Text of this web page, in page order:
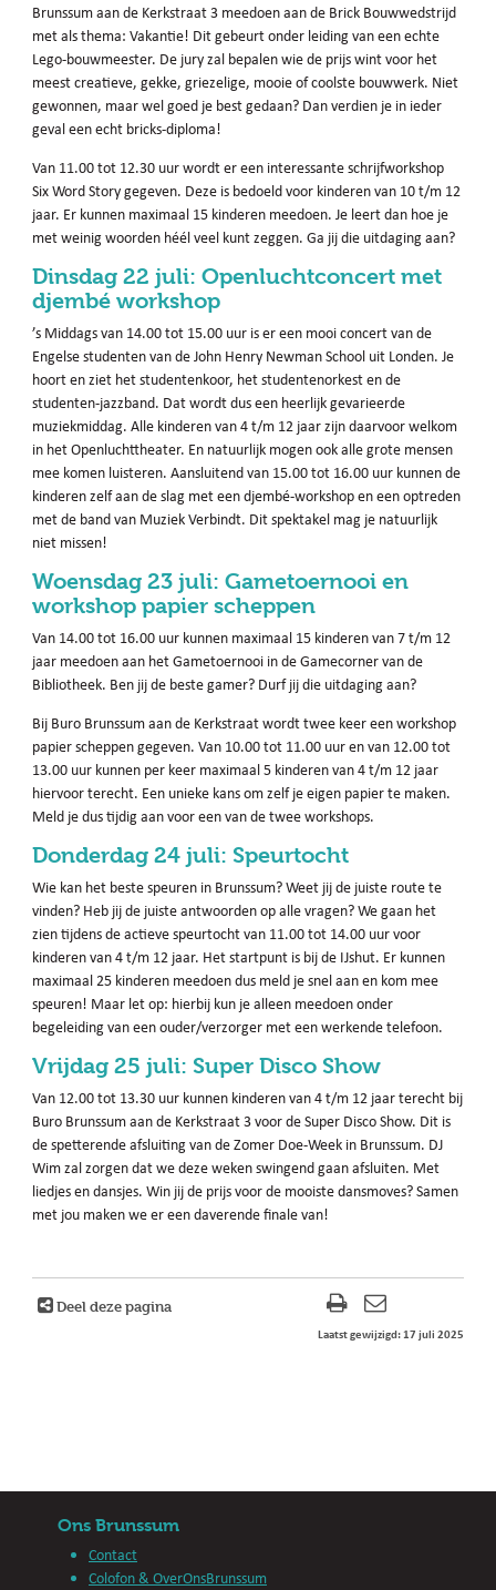
Brunssum aan de Kerkstraat 3 meedoen aan de Brick Bouwwedstrijd
met als thema: Vakantie! Dit gebeurt onder leiding van een echte
Lego-bouwmeester. De jury zal bepalen wie de prijs wint voor het
meest creatieve, gekke, griezelige, mooie of coolste bouwwerk. Niet
gewonnen, maar wel goed je best gedaan? Dan verdien je in ieder
geval een echt bricks-diploma!
Van 11.00 tot 12.30 uur wordt er een interessante schrijfworkshop
Six Word Story gegeven. Deze is bedoeld voor kinderen van 10 t/m 12
jaar. Er kunnen maximaal 15 kinderen meedoen. Je leert dan hoe je
met weinig woorden héél veel kunt zeggen. Ga jij die uitdaging aan?
Dinsdag 22 juli: Openluchtconcert met
djembé workshop
’s Middags van 14.00 tot 15.00 uur is er een mooi concert van de
Engelse studenten van de John Henry Newman School uit Londen. Je
hoort en ziet het studentenkoor, het studentenorkest en de
studenten-jazzband. Dat wordt dus een heerlijk gevarieerde
muziekmiddag. Alle kinderen van 4 t/m 12 jaar zijn daarvoor welkom
in het Openluchttheater. En natuurlijk mogen ook alle grote mensen
mee komen luisteren. Aansluitend van 15.00 tot 16.00 uur kunnen de
kinderen zelf aan de slag met een djembé-workshop en een optreden
met de band van Muziek Verbindt. Dit spektakel mag je natuurlijk
niet missen!
Woensdag 23 juli: Gametoernooi en
workshop papier scheppen
Van 14.00 tot 16.00 uur kunnen maximaal 15 kinderen van 7 t/m 12
jaar meedoen aan het Gametoernooi in de Gamecorner van de
Bibliotheek. Ben jij de beste gamer? Durf jij die uitdaging aan?
Bij Buro Brunssum aan de Kerkstraat wordt twee keer een workshop
papier scheppen gegeven. Van 10.00 tot 11.00 uur en van 12.00 tot
13.00 uur kunnen per keer maximaal 5 kinderen van 4 t/m 12 jaar
hiervoor terecht. Een unieke kans om zelf je eigen papier te maken.
Meld je dus tijdig aan voor een van de twee workshops.
Donderdag 24 juli: Speurtocht
Wie kan het beste speuren in Brunssum? Weet jij de juiste route te
vinden? Heb jij de juiste antwoorden op alle vragen? We gaan het
zien tijdens de actieve speurtocht van 11.00 tot 14.00 uur voor
kinderen van 4 t/m 12 jaar. Het startpunt is bij de IJshut. Er kunnen
maximaal 25 kinderen meedoen dus meld je snel aan en kom mee
speuren! Maar let op: hierbij kun je alleen meedoen onder
begeleiding van een ouder/verzorger met een werkende telefoon.
Vrijdag 25 juli: Super Disco Show
Van 12.00 tot 13.30 uur kunnen kinderen van 4 t/m 12 jaar terecht bij
Buro Brunssum aan de Kerkstraat 3 voor de Super Disco Show. Dit is
de spetterende afsluiting van de Zomer Doe-Week in Brunssum. DJ
Wim zal zorgen dat we deze weken swingend gaan afsluiten. Met
liedjes en dansjes. Win jij de prijs voor de mooiste dansmoves? Samen
met jou maken we er een daverende finale van!
Deel deze pagina
Laatst gewijzigd: 17 juli 2025
Ons Brunssum
Contact
Colofon & OverOnsBrunssum